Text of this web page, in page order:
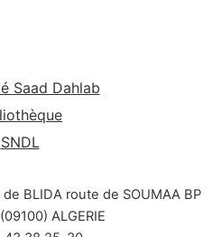
Saad Dahlab
SNDL
BLIDA route de SOUMAA BP
ALGERIE